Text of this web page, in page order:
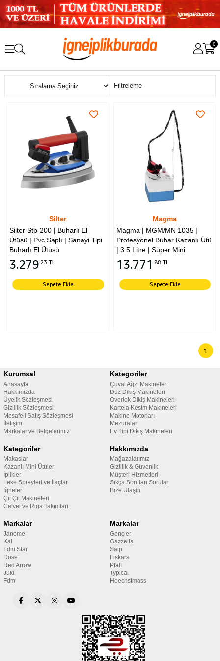
0
Filtreleme
Sıralama
Silter
Silter Stb-200 | Buharlı El
Ütüsü | Pvc Saplı | Sanayi Tipi
Buharlı El Ütüsü
3.279 23 TL
Sepete Ekle
Magma
Magma | MGM/MN 1035 |
Profesyonel Buhar Kazanlı Ütü
| 3.5 Litre | Süper Mini
13.771 88 TL
Sepete Ekle
1
Kurumsal
Anasayfa
Hakkımızda
Üyelik Sözleşmesi
Gizlilik Sözleşmesi
Mesafeli Satış Sözleşmesi
İletişim
Markalar ve Belgelerimiz
Kategoriler
Çuval Ağzı Makineler
Düz Dikiş Makineleri
Overlok Dikiş Makineleri
Kartela Kesim Makineleri
Makine Motorları
Mezuralar
Ev Tipi Dikiş Makineleri
Kategoriler
Makaslar
Kazanlı Mini Ütüler
İplikler
Leke Spreyleri ve İlaçlar
İğneler
Çıt Çıt Makineleri
Cetvel ve Riga Takımları
Hakkımızda
Mağazalarımız
Gizlilik & Güvenlik
Müşteri Hizmetleri
Sıkça Sorulan Sorular
Bize Ulaşın
Markalar
Janome
Kai
Fdm Star
Dose
Red Arrow
Juki
Fdm
Markalar
Gençler
Gazzella
Saip
Fiskars
Pfaff
Typical
Hoechstmass